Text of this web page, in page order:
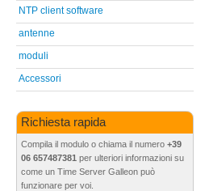
NTP client software
antenne
moduli
Accessori
Richiesta rapida
Compila il modulo o chiama il numero +39
06 657487381 per ulteriori informazioni su
come un Time Server Galleon può
funzionare per voi.